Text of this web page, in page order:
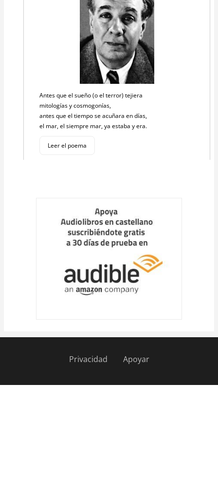
Antes que el sueño (o el terror) tejiera
mitologías y cosmogonías,
antes que el tiempo se acuñara en días,
el mar, el siempre mar, ya estaba y era.
Leer el poema
Privacidad Apoyar